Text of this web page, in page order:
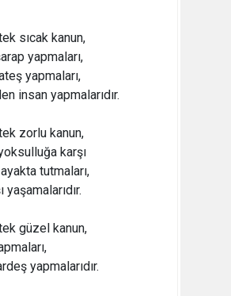
sıcak kanun,
yapmaları,
yapmaları,
insan yapmalarıdır.
zorlu kanun,
karşı
tutmaları,
yaşamalarıdır.
güzel kanun,
yapmalarıdır.